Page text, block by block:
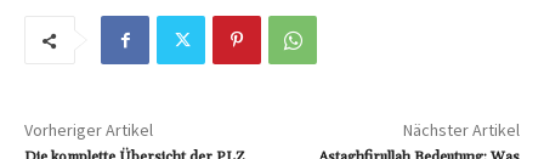
Vorheriger Artikel Nächster Artikel